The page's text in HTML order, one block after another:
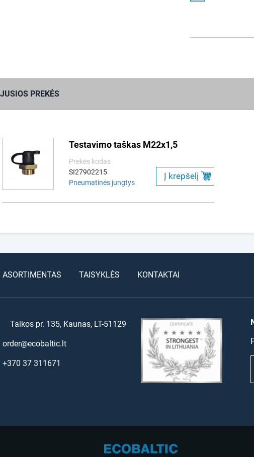
PREKĖS
Testavimo taškas M22x1,5
Prekės kodas
SI27902215
Pneumatinės jungtys
Į krepšelį
ASORTIMENTAS TAISYKLĖS KONTAKTAI
Taikos pr. 135, Kaunas, LT-51129
order@ecobaltic.lt
+370 37 311671